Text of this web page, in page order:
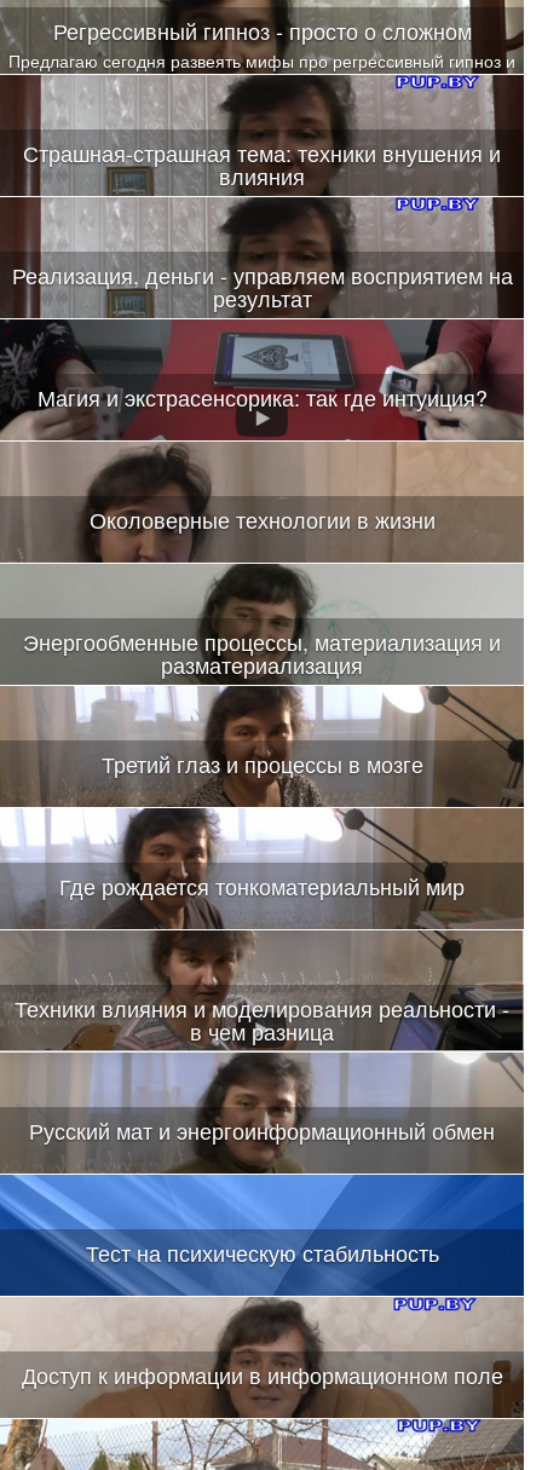
Регрессивный гипноз - просто о сложном
Предлагаю сегодня развеять мифы про регрессивный гипноз и
разобраться в сути предлагаемых на рынке вариантов
изучения этого направления
Страшная-страшная тема: техники внушения и
влияния
Реализация, деньги - управляем восприятием на
результат
Магия и экстрасенсорика: так где интуиция?
Околоверные технологии в жизни
Энергообменные процессы, материализация и
разматериализация
Третий глаз и процессы в мозге
Где рождается тонкоматериальный мир
Техники влияния и моделирования реальности -
в чем разница
Русский мат и энергоинформационный обмен
Тест на психическую стабильность
Доступ к информации в информационном поле